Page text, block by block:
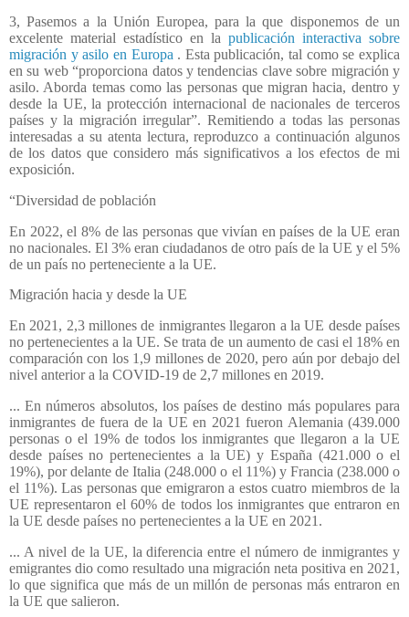
3, Pasemos a la Unión Europea, para la que disponemos de un
excelente material estadístico en la publicación interactiva sobre
migración y asilo en Europa . Esta publicación, tal como se explica
en su web “proporciona datos y tendencias clave sobre migración y
asilo. Aborda temas como las personas que migran hacia, dentro y
desde la UE, la protección internacional de nacionales de terceros
países y la migración irregular”. Remitiendo a todas las personas
interesadas a su atenta lectura, reproduzco a continuación algunos
de los datos que considero más significativos a los efectos de mi
exposición.
“Diversidad de población
En 2022, el 8% de las personas que vivían en países de la UE eran
no nacionales. El 3% eran ciudadanos de otro país de la UE y el 5%
de un país no perteneciente a la UE.
Migración hacia y desde la UE
En 2021, 2,3 millones de inmigrantes llegaron a la UE desde países
no pertenecientes a la UE. Se trata de un aumento de casi el 18% en
comparación con los 1,9 millones de 2020, pero aún por debajo del
nivel anterior a la COVID-19 de 2,7 millones en 2019.
... En números absolutos, los países de destino más populares para
inmigrantes de fuera de la UE en 2021 fueron Alemania (439.000
personas o el 19% de todos los inmigrantes que llegaron a la UE
desde países no pertenecientes a la UE) y España (421.000 o el
19%), por delante de Italia (248.000 o el 11%) y Francia (238.000 o
el 11%). Las personas que emigraron a estos cuatro miembros de la
UE representaron el 60% de todos los inmigrantes que entraron en
la UE desde países no pertenecientes a la UE en 2021.
... A nivel de la UE, la diferencia entre el número de inmigrantes y
emigrantes dio como resultado una migración neta positiva en 2021,
lo que significa que más de un millón de personas más entraron en
la UE que salieron.